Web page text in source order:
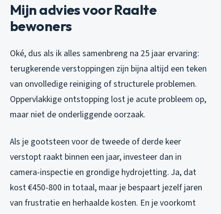
Mijn advies voor Raalte
bewoners
Oké, dus als ik alles samenbreng na 25 jaar ervaring:
terugkerende verstoppingen zijn bijna altijd een teken
van onvolledige reiniging of structurele problemen.
Oppervlakkige ontstopping lost je acute probleem op,
maar niet de onderliggende oorzaak.
Als je gootsteen voor de tweede of derde keer
verstopt raakt binnen een jaar, investeer dan in
camera-inspectie en grondige hydrojetting. Ja, dat
kost €450-800 in totaal, maar je bespaart jezelf jaren
van frustratie en herhaalde kosten. En je voorkomt